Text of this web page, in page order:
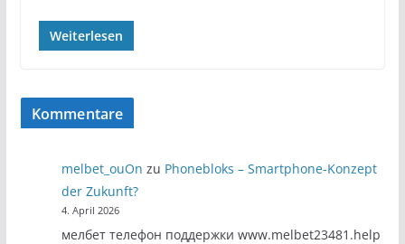
Weiterlesen
Kommentare
melbet_ouOn zu Phonebloks – Smartphone-Konzept
der Zukunft?
4. April 2026
мелбет телефон поддержки www.melbet23481.help